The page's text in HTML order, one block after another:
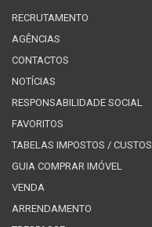
RECRUTAMENTO
AGÊNCIAS
CONTACTOS
NOTÍCIAS
RESPONSABILIDADE SOCIAL
FAVORITOS
TABELAS IMPOSTOS / CUSTOS
GUIA COMPRAR IMÓVEL
VENDA
ARRENDAMENTO